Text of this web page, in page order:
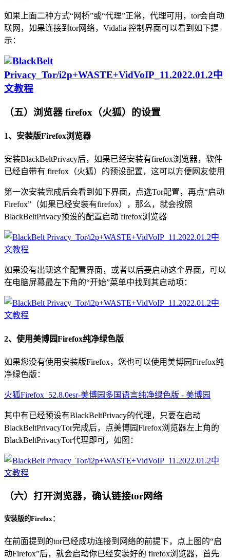
如果上面二种方式“网桥”或“代理”正常，代理可用，tor会自动
联网，如果连接到tor网络，Vidalia 控制界面可以看到如下提
示：
（五）浏览器 firefox（火狐）的设置
1、安装版Firefox浏览器
安装BlackBeltPrivacy后，如果已经安装有firefox浏览器，软件
已经自带有 firefox（火狐）的预设配置，这可以方便网友使用
第一次安装完成后会看到如下界面，点选Tor配置，再点“启动
Firefox”（如果已经安装有firefox），那么，就会按照
BlackBeltPrivacy预设的配置启动 firefox浏览器
如果没有出现这个配置界面，或者以后要启动这个界面，可以
在电脑屏幕最左下角的“开始”菜单中找到其启动项：
2、使用美博园Firefox纯净绿色版
如果您没有使用安装版Firefox，您也可以使用美博园Firefox纯
净绿色版：
火狐Firefox_52.8.0esr-美博园多国语言纯净绿色版 - 美博园
其中有已经预设有BlackBeltPrivacy的代理，只要在启动
BlackBeltPrivacyTor完成后，点美博园Firefox浏览器左上角的
BlackBeltPrivacyTor代理即可，如图：
（六）打开浏览器，确认链接tor网络
安装版的Firefox：
在前面提到的tor已经成功连接到网络的前提下，点上图的“启
动Firefox”后，就会启动你已经安装好的 firefox浏览器，首先